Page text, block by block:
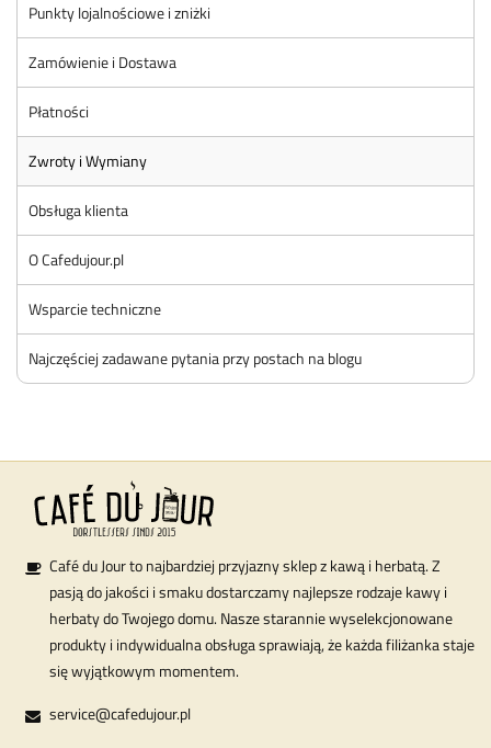
Punkty lojalnościowe i zniżki
Zamówienie i Dostawa
Płatności
Zwroty i Wymiany
Obsługa klienta
O Cafedujour.pl
Wsparcie techniczne
Najczęściej zadawane pytania przy postach na blogu
Café du Jour to najbardziej przyjazny sklep z kawą i herbatą. Z
pasją do jakości i smaku dostarczamy najlepsze rodzaje kawy i
herbaty do Twojego domu. Nasze starannie wyselekcjonowane
produkty i indywidualna obsługa sprawiają, że każda filiżanka staje
się wyjątkowym momentem.
service@cafedujour.pl